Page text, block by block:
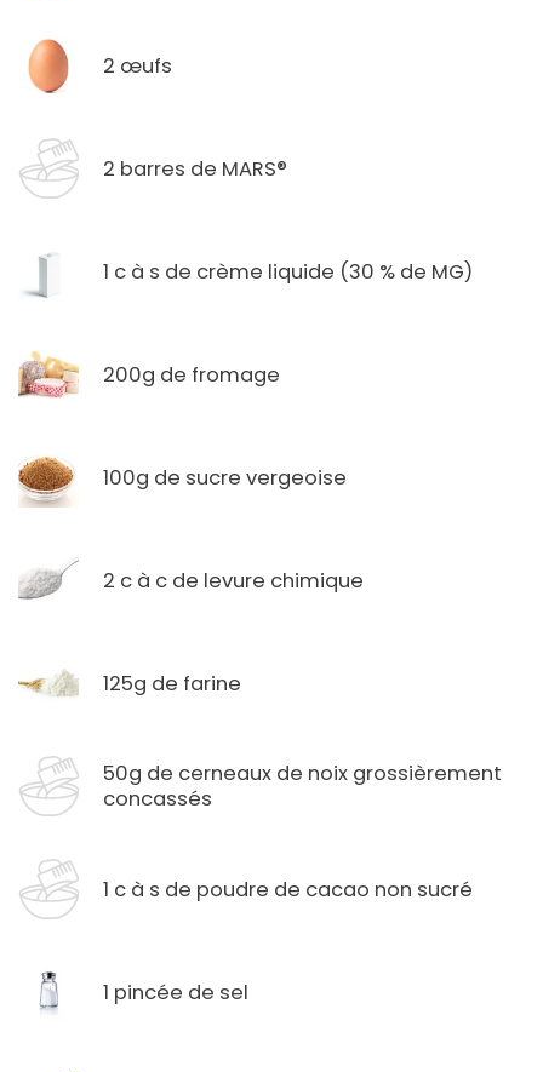
2 œufs
2 barres de MARS®
1 c à s de crème liquide (30 % de MG)
200g de fromage
100g de sucre vergeoise
2 c à c de levure chimique
125g de farine
50g de cerneaux de noix grossièrement
concassés
1 c à s de poudre de cacao non sucré
1 pincée de sel